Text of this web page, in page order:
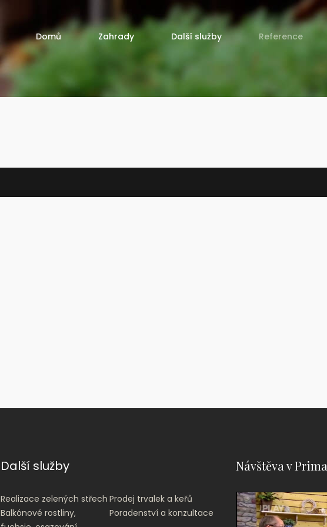
Domů Zahrady
Návrhy zahrad
Další služby
Prodej trvalek a keřů
Reference
Další služby
Realizace zelených střech Prodej trvalek a keřů
Balkónové rostliny,
Poradenství a konzultace
Návštěva vPrima